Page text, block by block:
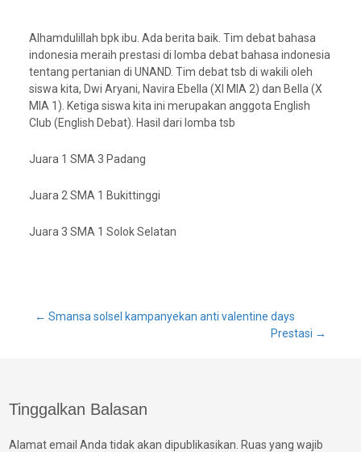
Alhamdulillah bpk ibu. Ada berita baik. Tim debat bahasa
indonesia meraih prestasi di lomba debat bahasa indonesia
tentang pertanian di UNAND. Tim debat tsb di wakili oleh
siswa kita, Dwi Aryani, Navira Ebella (XI MIA 2) dan Bella (X
MIA 1). Ketiga siswa kita ini merupakan anggota English
Club (English Debat). Hasil dari lomba tsb
Juara 1 SMA 3 Padang
Juara 2 SMA 1 Bukittinggi
Juara 3 SMA 1 Solok Selatan
Post
← Smansa solsel kampanyekan anti valentine days
Prestasi →
Tinggalkan Balasan
Alamat email Anda tidak akan dipublikasikan. Ruas yang wajib